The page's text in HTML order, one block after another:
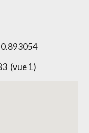
3 (vue 1)